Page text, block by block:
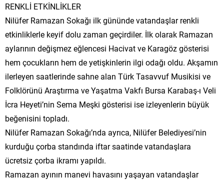
RENKLİ ETKİNLİKLER
Nilüfer Ramazan Sokağı ilk gününde vatandaşlar renkli
etkinliklerle keyif dolu zaman geçirdiler. İlk olarak Ramazan
aylarının değişmez eğlencesi Hacivat ve Karagöz gösterisi
hem çocukların hem de yetişkinlerin ilgi odağı oldu. Akşamın
ilerleyen saatlerinde sahne alan Türk Tasavvuf Musikisi ve
Folklörünü Araştırma ve Yaşatma Vakfı Bursa Karabaş-ı Veli
İcra Heyeti’nin Sema Meşki gösterisi ise izleyenlerin büyük
beğenisini topladı.
Nilüfer Ramazan Sokağı’nda ayrıca, Nilüfer Belediyesi’nin
kurduğu çorba standında iftar saatinde vatandaşlara
ücretsiz çorba ikramı yapıldı.
Ramazan ayının manevi havasını yaşayan vatandaşlar